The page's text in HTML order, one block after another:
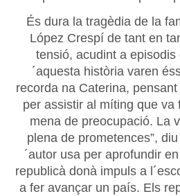
És dura la tragèdia de la
López Crespí de tant en
tensió, acudint a
´aquesta història varen
recorda na Caterina,
per assistir al míting que va
mena de preocupació. La
plena de prometences”,
´autor usa per aprofundir
republicà donà impuls a
a fer avançar un país. Els